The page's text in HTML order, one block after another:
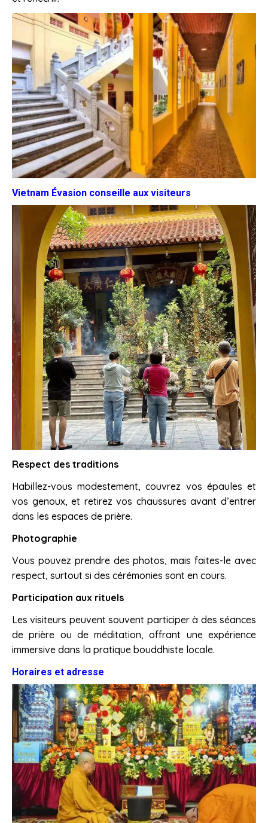
Vietnam Évasion conseille aux visiteurs
Respect des traditions
Habillez-vous modestement, couvrez vos épaules et
vos genoux, et retirez vos chaussures avant d’entrer
dans les espaces de prière.
Photographie
Vous pouvez prendre des photos, mais faites-le avec
respect, surtout si des cérémonies sont en cours.
Participation aux rituels
Les visiteurs peuvent souvent participer à des séances
de prière ou de méditation, offrant une expérience
immersive dans la pratique bouddhiste locale.
Horaires et adresse